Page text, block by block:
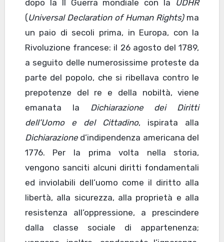
dopo la II Guerra mondiale con la UDHR
(Universal Declaration of Human Rights)ma
un paio di secoli prima, in Europa, con la
Rivoluzione francese: il 26 agosto del 1789,
a seguito delle numerosissime proteste da
parte del popolo, che si ribellava contro le
prepotenze del re e della nobiltà, viene
emanata la Dichiarazione dei Diritti
dell’Uomo e del Cittadino, ispirata alla
Dichiarazioned’indipendenza americana del
1776. Per la prima volta nella storia,
vengono sanciti alcuni diritti fondamentali
ed inviolabili dell’uomo come il diritto alla
libertà, alla sicurezza, alla proprietà e alla
resistenza all’oppressione, a prescindere
dalla classe sociale di appartenenza;